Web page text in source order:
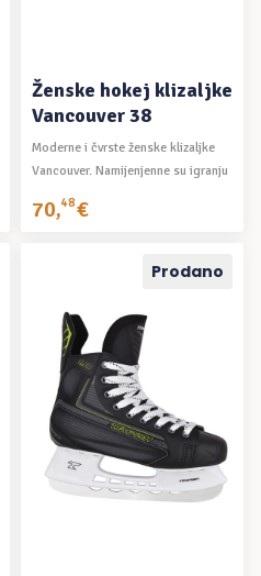
Ženske hokej klizaljke
Vancouver 38
Moderne i čvrste ženske klizaljke
Vancouver. Namijenjenne su igranju
hokeja ...
70,48€
Prodano
PROČITAJ VIŠE